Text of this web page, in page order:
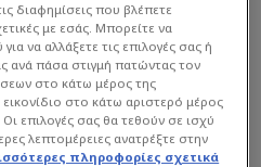
χάρη στη
του με την Παρί Σεν
διαφημίσεις που βλέπετε
με εσάς. Μπορείτε να
να αλλάξετε τις επιλογές σας ή
ανά πάσα στιγμή πατώντας τον
στο κάτω μέρος της
στο κάτω αριστερό μέρος
επιλογές σας θα τεθούν σε ισχύ
λεπτομέρειες ανατρέξτε στην
πληροφορίες σχετικά